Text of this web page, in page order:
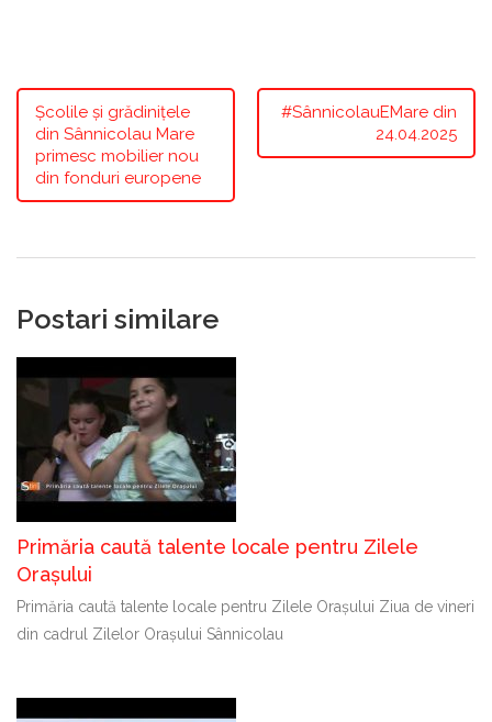
Școlile și grădinițele
din Sânnicolau Mare
primesc mobilier nou
din fonduri europene
#SânnicolauEMare din
24.04.2025
Postari similare
Primăria caută talente locale pentru Zilele
Orașului
Primăria caută talente locale pentru Zilele Orașului Ziua de vineri
din cadrul Zilelor Orașului Sânnicolau